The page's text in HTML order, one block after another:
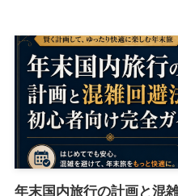
年末国内旅行の計画と混